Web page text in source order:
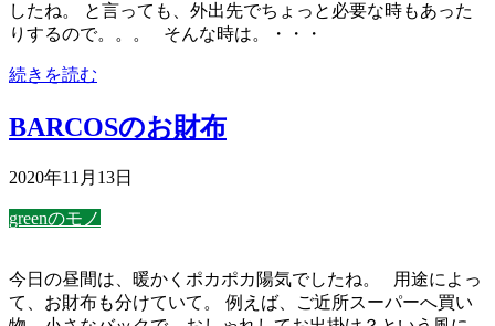
したね。 と言っても、外出先でちょっと必要な時もあった
りするので。。。 そんな時は。・・・
続きを読む
BARCOSのお財布
2020年11月13日
greenのモノ
今日の昼間は、暖かくポカポカ陽気でしたね。 用途によっ
て、お財布も分けていて。 例えば、ご近所スーパーへ買い